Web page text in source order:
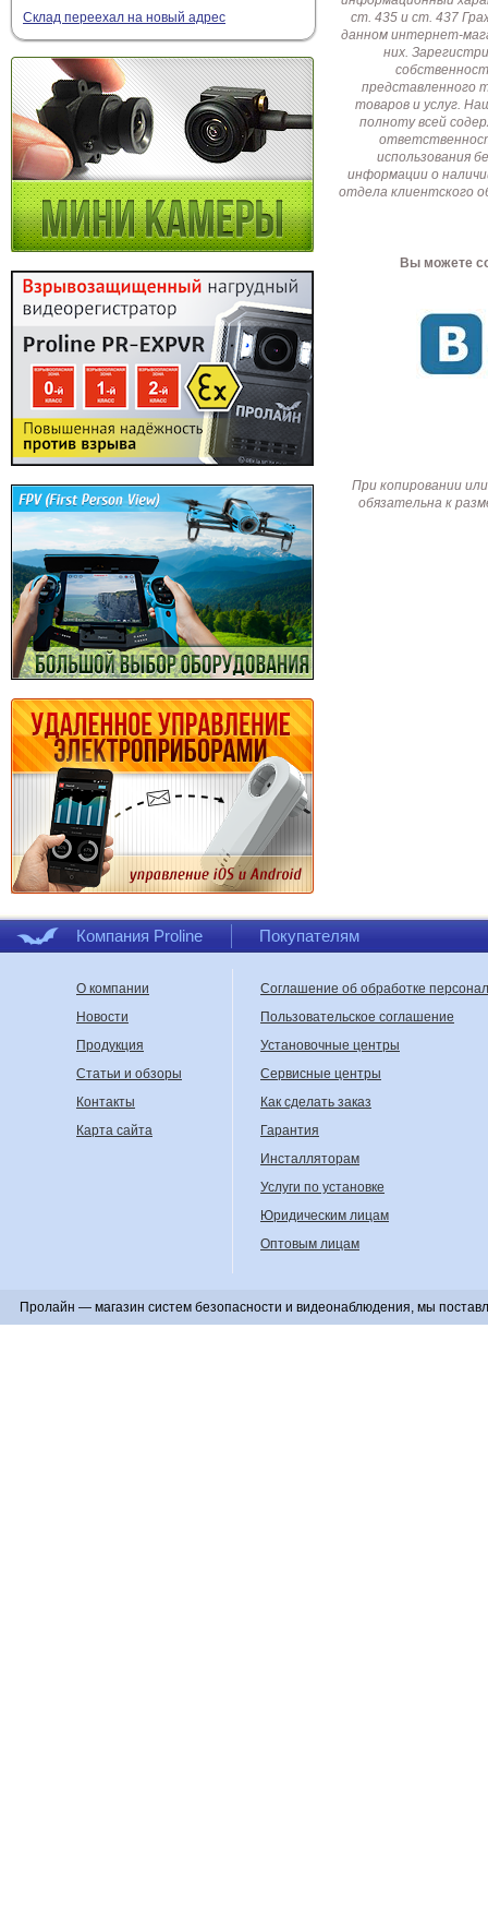
Склад переехал на новый адрес
ст. 435 и ст. 437
данном интернет-
них.
представленного
товаров и услуг.
полноту всей
использования
информации о
отдела клиентского
Вы можете
При копировании
обязательна к
Компания Proline Покупателям
О компании
Новости
Продукция
Статьи и обзоры
Контакты
Карта сайта
Соглашение об обработке
Пользовательское соглашение
Установочные центры
Сервисные центры
Как сделать заказ
Гарантия
Инсталляторам
Услуги по установке
Юридическим лицам
Оптовым лицам
Пролайн — магазин систем безопасности и видеонаблюдения, мы